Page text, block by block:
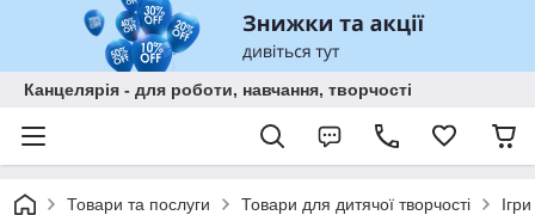
Канцелярія - для роботи, навчання, творчості
Товари та послуги Товари для дитячої творчості